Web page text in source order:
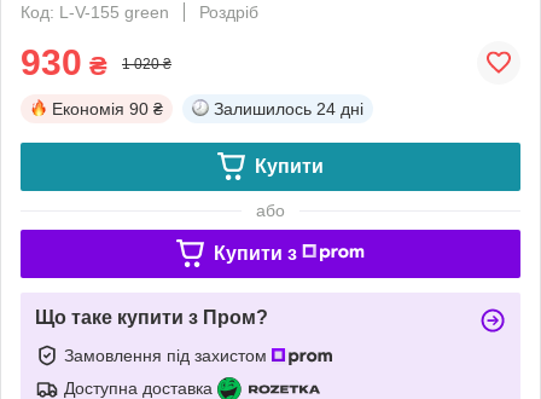
Код: L-V-155 green
Роздріб
930 ₴ 1 020 ₴
Економія 90 ₴ Залишилось 24 дні
Купити
або
Купити з
Що таке купити з Пром?
Замовлення під захистом
Доступна доставка